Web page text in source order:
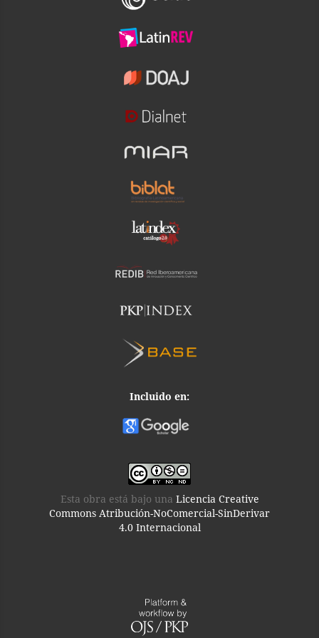
Incluido en:
Esta obra está bajo una Licencia Creative
Commons Atribución-NoComercial-SinDerivar
4.0 Internacional